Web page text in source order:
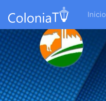
Inicio